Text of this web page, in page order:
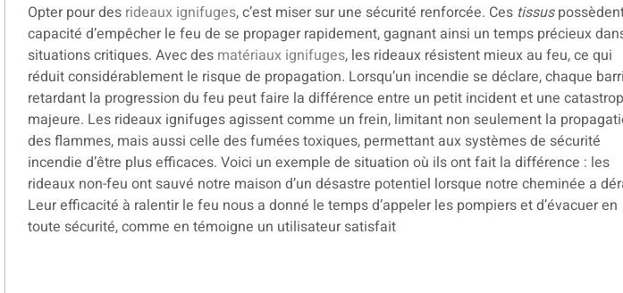
Opter pour des rideaux ignifuges, c’est miser sur une sécurité renforcée. Ces tissus
capacité d’empêcher le feu de se propager rapidement, gagnant ainsi un temps précieux
situations critiques. Avec des matériaux ignifuges, les rideaux résistent mieux au feu, ce qui
réduit considérablement le risque de propagation. Lorsqu’un incendie se déclare, chaque
retardant la progression du feu peut faire la différence entre un petit incident et une
majeure. Les rideaux ignifuges agissent comme un frein, limitant non seulement la
des flammes, mais aussi celle des fumées toxiques, permettant aux systèmes de sécurité
incendie d’être plus efficaces. Voici un exemple de situation où ils ont fait la différence : les
rideaux non-feu ont sauvé notre maison d’un désastre potentiel lorsque notre cheminée a
Leur efficacité à ralentir le feu nous a donné le temps d’appeler les pompiers et d’évacuer en
toute sécurité, comme en témoigne un utilisateur satisfait